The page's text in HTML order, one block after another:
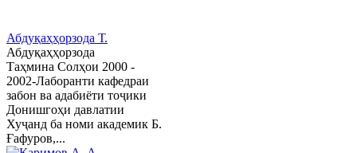
Абдуқаҳҳорзода Т.
Абдуқаҳҳорзода
Таҳмина Солҳои 2000 -
2002-Лаборанти кафедраи
забон ва адабиёти тоҷики
Донишгоҳи давлатии
Хуҷанд ба номи академик Б.
Ғафуров,...